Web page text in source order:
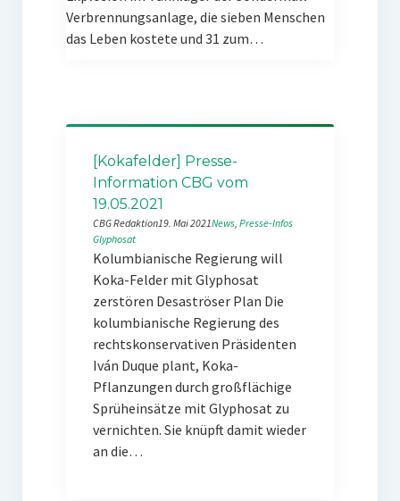
Verbrennungsanlage, die sieben Menschen
das Leben kostete und 31 zum…
[Kokafelder] Presse-
Information CBG vom
19.05.2021
CBG Redaktion19. Mai 2021News, Presse-Infos
Glyphosat
Kolumbianische Regierung will
Koka-Felder mit Glyphosat
zerstören Desaströser Plan Die
kolumbianische Regierung des
rechtskonservativen Präsidenten
Iván Duque plant, Koka-
Pflanzungen durch großflächige
Sprüheinsätze mit Glyphosat zu
vernichten. Sie knüpft damit wieder
an die…